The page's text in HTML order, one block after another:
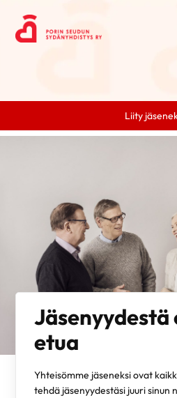
Liity
Jäsenyydestä
etua
Yhteisömme jäseneksi ovat
tehdä jäsenyydestäsi juuri sinun